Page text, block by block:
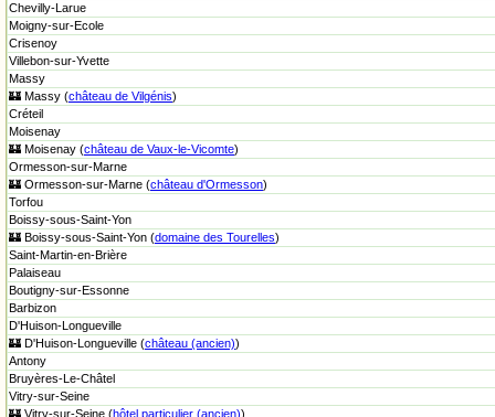
Chevilly-Larue
Moigny-sur-Ecole
Crisenoy
Villebon-sur-Yvette
Massy
🏰 Massy (château de Vilgénis)
Créteil
Moisenay
🏰 Moisenay (château de Vaux-le-Vicomte)
Ormesson-sur-Marne
🏰 Ormesson-sur-Marne (château d'Ormesson)
Torfou
Boissy-sous-Saint-Yon
🏰 Boissy-sous-Saint-Yon (domaine des Tourelles)
Saint-Martin-en-Brière
Palaiseau
Boutigny-sur-Essonne
Barbizon
D'Huison-Longueville
🏰 D'Huison-Longueville (château (ancien))
Antony
Bruyères-Le-Châtel
Vitry-sur-Seine
🏰 Vitry-sur-Seine (hôtel particulier (ancien))